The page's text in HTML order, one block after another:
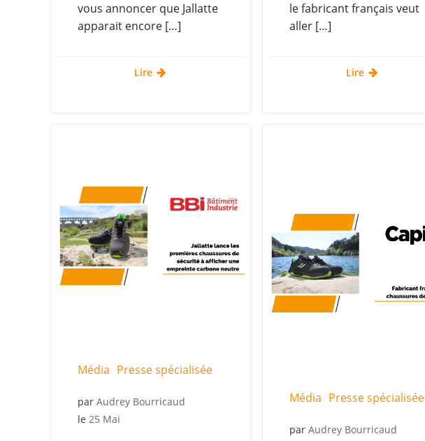
vous annoncer que Jallatte
apparait encore […]
Lire
le fabricant français veut
aller […]
Lire
Média Presse spécialisée
par Audrey Bourricaud
le 25 Mai
Média Presse spécialisée
par Audrey Bourricaud